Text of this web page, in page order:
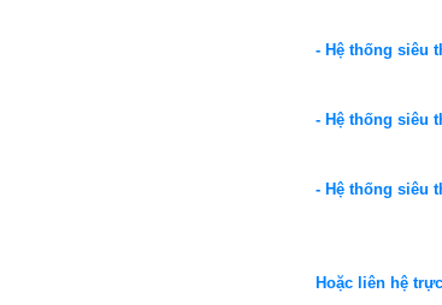
- Hệ thống siêu
- Hệ thống siêu
- Hệ thống siêu
Hoặc liên hệ